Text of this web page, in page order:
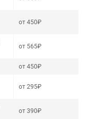
от 450₽
от 565₽
от 450₽
от 295₽
от 390₽